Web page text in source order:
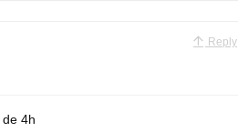
Reply
4h